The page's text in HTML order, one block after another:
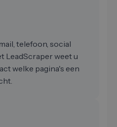
telefoon, social
LeadScraper weet u
welke pagina's een